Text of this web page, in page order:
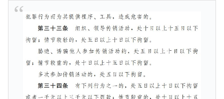
『Money1』
ほぼ終わった」
『Money1』
韓国『国民年金公団』株価暴落で200兆蒸
発。
『Money1』
韓国政府「ニセＫ-ブランドを通報しようキ
ャンペーン」⇒ あの名物教授も登場！
『Money1』
韓国「橋が落ちました」⇒ 耐久性「なさす